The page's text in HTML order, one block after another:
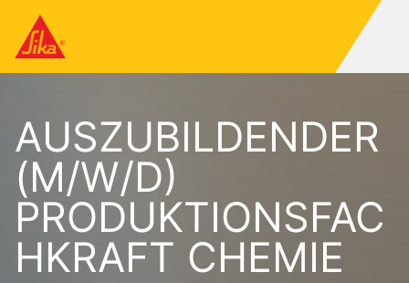
AUSZUBILDENDER
(M/W/D)
PRODUKTIONSFAC
HKRAFT CHEMIE